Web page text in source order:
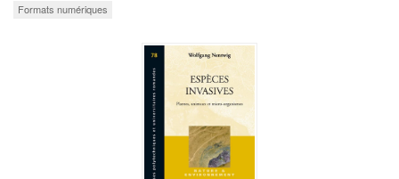
Formats numériques